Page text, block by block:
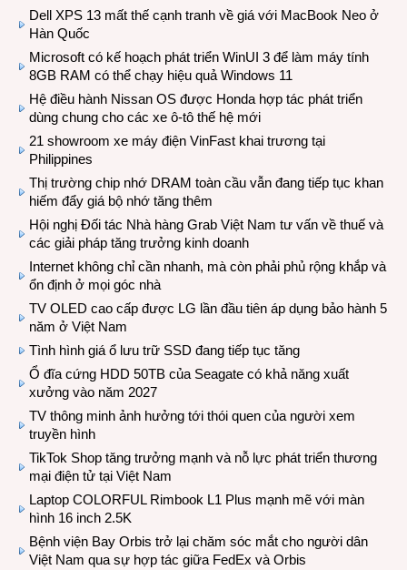
Dell XPS 13 mất thế cạnh tranh về giá với MacBook Neo ở
Hàn Quốc
Microsoft có kế hoạch phát triển WinUI 3 để làm máy tính
8GB RAM có thể chạy hiệu quả Windows 11
Hệ điều hành Nissan OS được Honda hợp tác phát triển
dùng chung cho các xe ô-tô thế hệ mới
21 showroom xe máy điện VinFast khai trương tại
Philippines
Thị trường chip nhớ DRAM toàn cầu vẫn đang tiếp tục khan
hiếm đẩy giá bộ nhớ tăng thêm
Hội nghị Đối tác Nhà hàng Grab Việt Nam tư vấn về thuế và
các giải pháp tăng trưởng kinh doanh
Internet không chỉ cần nhanh, mà còn phải phủ rộng khắp và
ổn định ở mọi góc nhà
TV OLED cao cấp được LG lần đầu tiên áp dụng bảo hành 5
năm ở Việt Nam
Tình hình giá ổ lưu trữ SSD đang tiếp tục tăng
Ổ đĩa cứng HDD 50TB của Seagate có khả năng xuất
xưởng vào năm 2027
TV thông minh ảnh hưởng tới thói quen của người xem
truyền hình
TikTok Shop tăng trưởng mạnh và nỗ lực phát triển thương
mại điện tử tại Việt Nam
Laptop COLORFUL Rimbook L1 Plus mạnh mẽ với màn
hình 16 inch 2.5K
Bệnh viện Bay Orbis trở lại chăm sóc mắt cho người dân
Việt Nam qua sự hợp tác giữa FedEx và Orbis